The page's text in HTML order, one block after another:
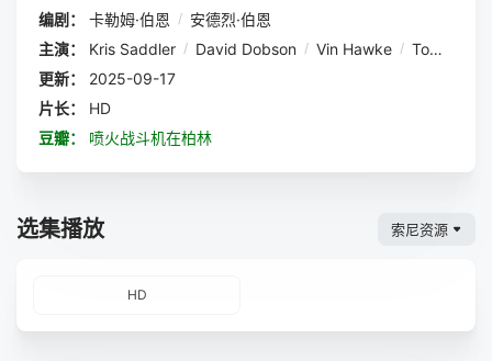
编剧：
卡勒姆·伯恩 / 安德烈·伯恩
主演：
Kris Saddler / David Dobson / Vin Hawke / Tom Gordon
更新：
2025-09-17
片长：
HD
豆瓣：
喷火战斗机在柏林
选集播放 索尼资源
HD